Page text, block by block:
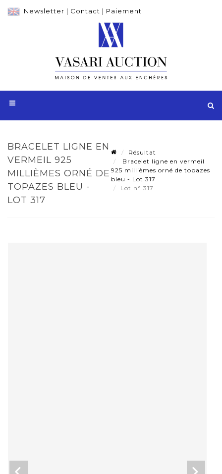
Newsletter | Contact | Paiement
BRACELET LIGNE EN
VERMEIL 925
MILLIÈMES ORNÉ DE
TOPAZES BLEU -
LOT 317
Résultat
Bracelet ligne en vermeil
925 millièmes orné de topazes
bleu - Lot 317
Lot n° 317